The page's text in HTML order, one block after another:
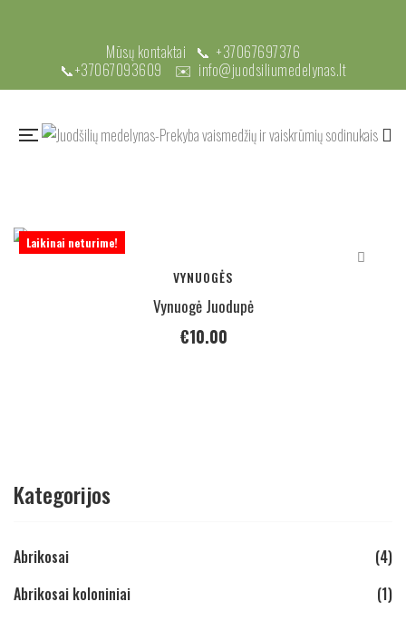
Mūsų kontaktai 📞 +37067697376
📞+37067093609 ✉️ info@juodsiliumedelynas.lt
Laikinai neturime!
VYNUOGĖS
Vynuogė Juodupė
€10.00
Kategorijos
Abrikosai
(4)
Abrikosai koloniniai
(1)